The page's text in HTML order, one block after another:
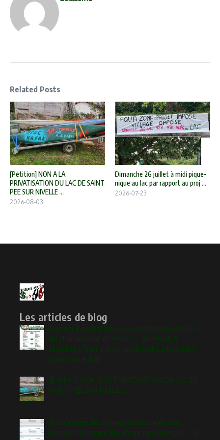
Related Posts
[Pétition] NON A LA
PRIVATISATION DU LAC DE SAINT
PEE SUR NIVELLE ...
2026-08-03
Dimanche 26 juillet à midi pique-
nique au lac par rapport au proj ...
2026-07-23
Les articles de blog
Samedi 8 août Pilota joko garbi demies-finales
du championnat de France – Abuztuak 8,
larunbata: Frantziako txapelketako pilota joko
garbi finalerdiak
[Pétition] NON A LA PRIVATISATION DU LAC DE
SAINT PEE SUR NIVELLE !
Programme des demies-finales main nue
Poussins (Urrugne 11h), Benjamins (Urrugne 17h)